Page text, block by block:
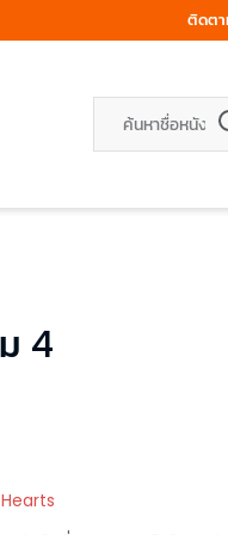
ติดตา
4
Hearts